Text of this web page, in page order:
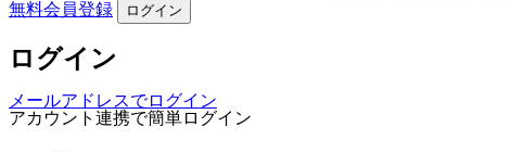
無料会員登録 ログイン
ログイン
メールアドレスでログイン
アカウント連携で簡単ログイン